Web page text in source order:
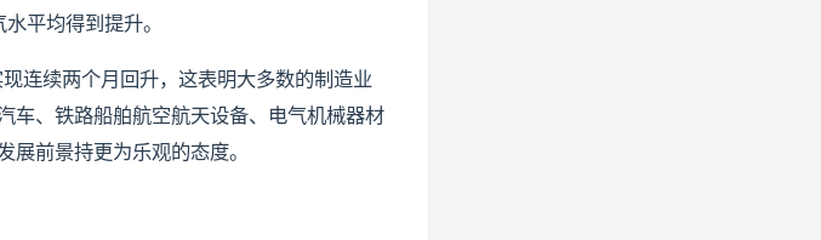
平均得到提升。
连续两个月回升，这表明大多数的制造业
车、铁路船舶航空航天设备、电气机械器材
前景持更为乐观的态度。